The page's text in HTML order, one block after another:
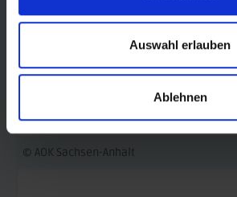
Auswahl erlauben
Ablehnen
© AOK Sachsen-Anhalt